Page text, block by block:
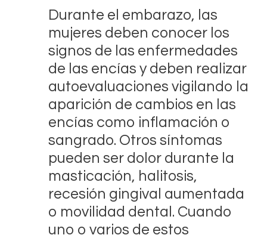
Durante el embarazo, las
mujeres deben conocer los
signos de las enfermedades
de las encías y deben realizar
autoevaluaciones vigilando la
aparición de cambios en las
encías como inflamación o
sangrado. Otros síntomas
pueden ser dolor durante la
masticación, halitosis,
recesión gingival aumentada
o movilidad dental. Cuando
uno o varios de estos